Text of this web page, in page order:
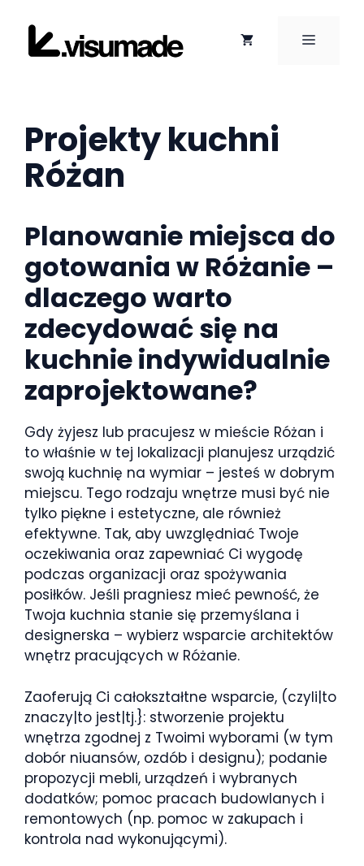
treści
MENU
Projekty kuchni
Różan
Planowanie miejsca do
gotowania w Różanie –
dlaczego warto
zdecydować się na
kuchnie indywidualnie
zaprojektowane?
Gdy żyjesz lub pracujesz w mieście Różan i
to właśnie w tej lokalizacji planujesz urządzić
swoją kuchnię na wymiar – jesteś w dobrym
miejscu. Tego rodzaju wnętrze musi być nie
tylko piękne i estetyczne, ale również
efektywne. Tak, aby uwzględniać Twoje
oczekiwania oraz zapewniać Ci wygodę
podczas organizacji oraz spożywania
posiłków. Jeśli pragniesz mieć pewność, że
Twoja kuchnia stanie się przemyślana i
designerska – wybierz wsparcie architektów
wnętrz pracujących w Różanie.
Zaoferują Ci całokształtne wsparcie, (czyli|to
znaczy|to jest|tj.}: stworzenie projektu
wnętrza zgodnej z Twoimi wyborami (w tym
dobór niuansów, ozdób i designu); podanie
propozycji mebli, urządzeń i wybranych
dodatków; pomoc pracach budowlanych i
remontowych (np. pomoc w zakupach i
kontrola nad wykonującymi).